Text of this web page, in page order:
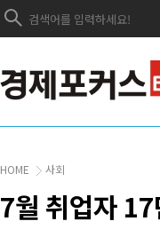
HOME 사회
7월 취업자